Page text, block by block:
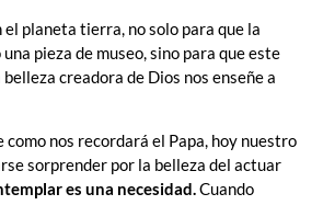
el planeta tierra, no solo para que la
pieza de museo, sino para que este
creadora de Dios nos enseñe a
como nos recordará el Papa, hoy nuestro
sorprender por la belleza del actuar
es una necesidad.Cuando